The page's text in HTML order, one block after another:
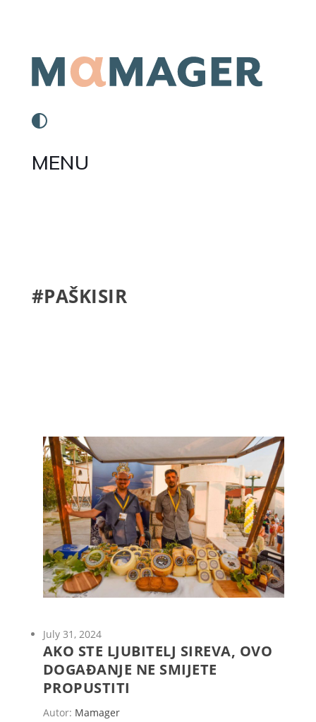
MENU
#PAŠKISIR
July 31, 2024
AKO STE LJUBITELJ SIREVA, OVO
DOGAĐANJE NE SMIJETE
PROPUSTITI
Autor: Mamager